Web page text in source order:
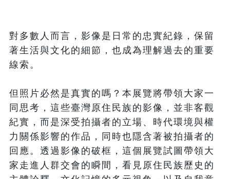
對多數人而言，影像是日常的忠實紀錄，保留
著生活與文化的細節，也成為理解過去的重要
線索。
但照片必然是真實的嗎？本展覽將帶領大家一
同思考，這些臺灣原住民族的影像，並非客觀
紀實，而是深受拍攝者的立場、時代環境與權
力關係影響的作品，同時也隱含著被拍攝者的
回應。透過影像的破框，這個展覽試圖帶領大
家走進人群交會的瞬間，看見原住民族歷史的